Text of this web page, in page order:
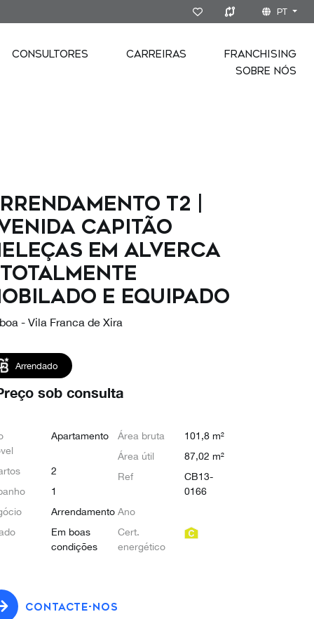
PT
CONSULTORES CARREIRAS
FRANCHISING
SOBRE NÓS
T2 |
Capitão
em Alverca
Totalmente
e Equipado
- Vila Franca de Xira
Arrendado
sob consulta
Apartamento
2
1
Arrendamento
Em boas
condições
Área bruta
101,8 m²
Área útil
87,02 m²
Ref
CB13-
0166
Ano
Cert.
energético
CONTACTE-NOS